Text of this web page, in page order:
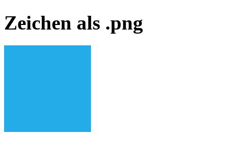
Zeichen als .png